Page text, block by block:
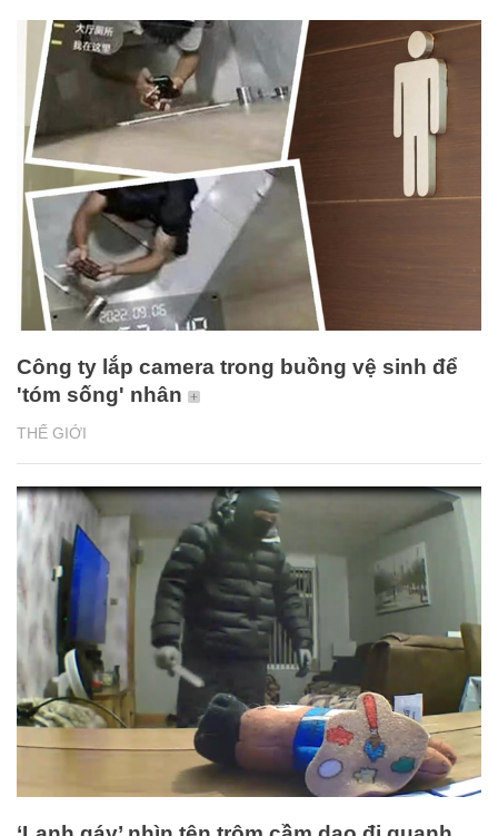
THẾ GIỚI
Công ty lắp camera trong buồng vệ sinh để
'tóm sống' nhân